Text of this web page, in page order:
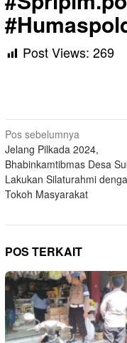
Post Views: 269
Navigasi
pos
Pos sebelumnya
Jelang Pilkada 2024,
Bhabinkamtibmas Desa
Lakukan Silaturahmi
Tokoh Masyarakat
POS TERKAIT